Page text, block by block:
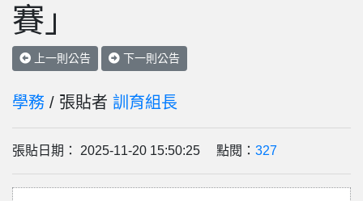
賽」
上一則公告 下一則公告
學務 / 張貼者 訓育組長
張貼日期： 2025-11-20 15:50:25 點閱： 327